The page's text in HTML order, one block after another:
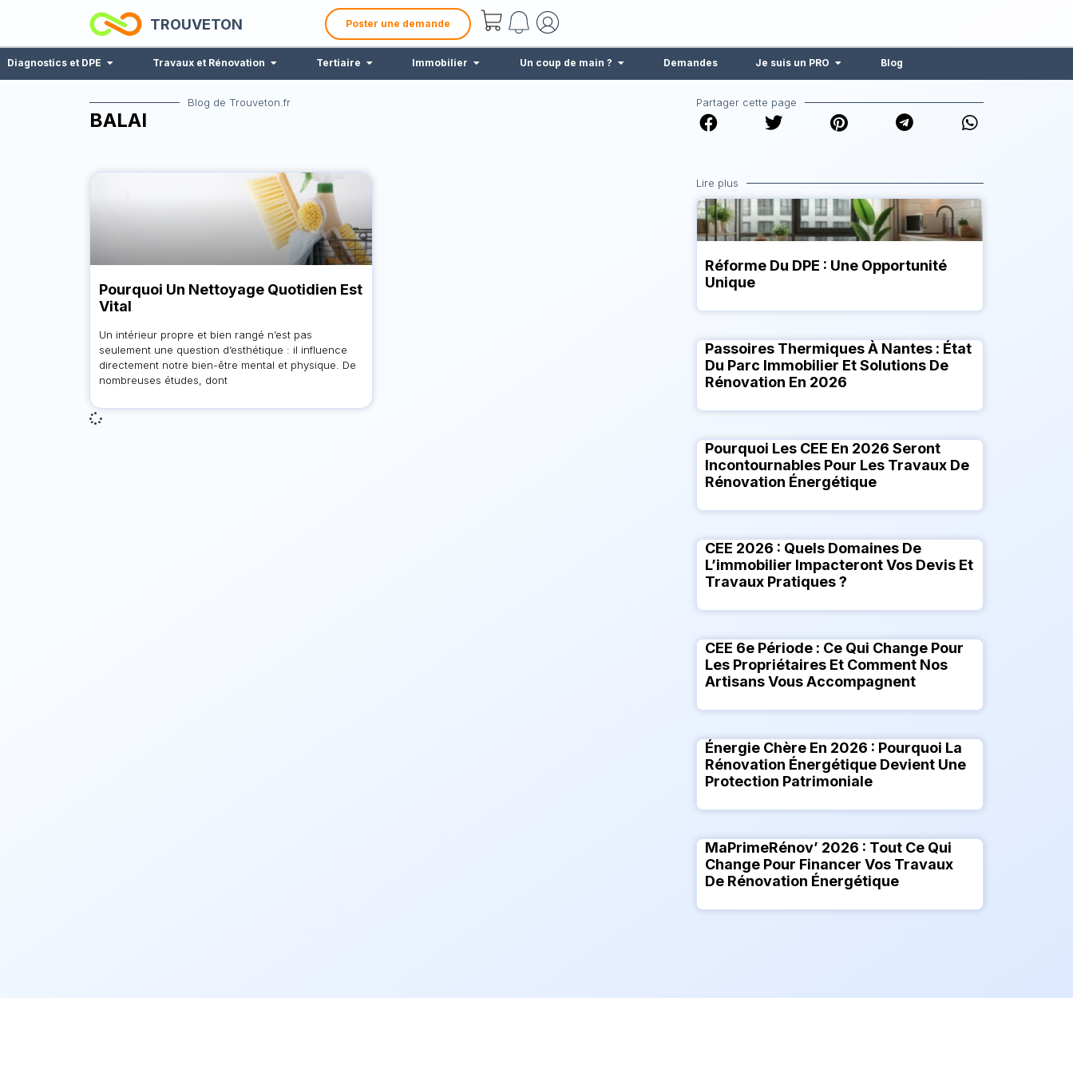
TROUVETON Poster une demande
Diagnostics et DPE Travaux et Rénovation Tertiaire Immobilier Un coup de main ? Demandes Je suis un PRO Blog
Blog de Trouveton.fr
BALAI
Pourquoi Un Nettoyage Quotidien Est
Vital
Un intérieur propre et bien rangé n’est pas
seulement une question d’esthétique : il influence
directement notre bien-être mental et physique. De
nombreuses études, dont
Partager cette page
Lire plus
Réforme Du DPE : Une Opportunité
Unique
Passoires Thermiques À Nantes : État
Du Parc Immobilier Et Solutions De
Rénovation En 2026
Pourquoi Les CEE En 2026 Seront
Incontournables Pour Les Travaux De
Rénovation Énergétique
CEE 2026 : Quels Domaines De
L’immobilier Impacteront Vos Devis Et
Travaux Pratiques ?
CEE 6e Période : Ce Qui Change Pour
Les Propriétaires Et Comment Nos
Artisans Vous Accompagnent
Énergie Chère En 2026 : Pourquoi La
Rénovation Énergétique Devient Une
Protection Patrimoniale
MaPrimeRénov’ 2026 : Tout Ce Qui
Change Pour Financer Vos Travaux
De Rénovation Énergétique